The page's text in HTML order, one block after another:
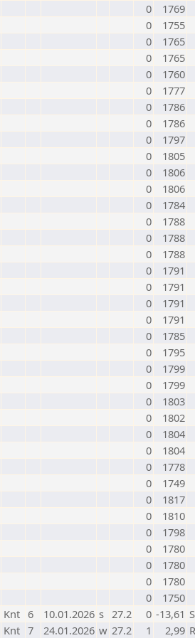
0
1769
0
1755
0
1765
0
1765
0
1760
0
1777
0
1786
0
1786
0
1797
0
1805
0
1806
0
1806
0
1784
0
1788
0
1788
0
1788
0
1791
0
1791
0
1791
0
1791
0
1785
0
1795
0
1799
0
1799
0
1803
0
1802
0
1804
0
1804
0
1778
0
1749
0
1817
0
1810
0
1798
0
1780
0
1780
0
1780
0
1750
Knt 6 10.01.2026 s 27.2 0 -13,61
Knt 7 24.01.2026 w 27.2 1 2,99